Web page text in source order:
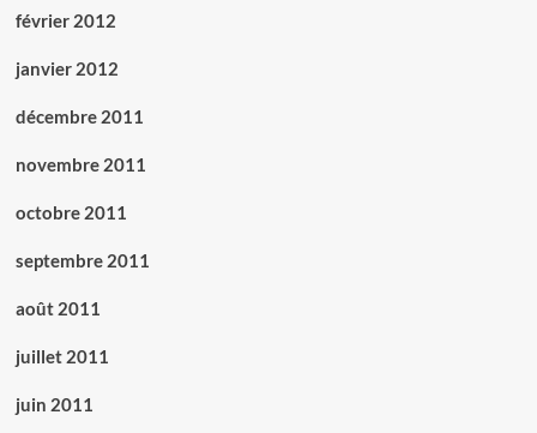
février 2012
janvier 2012
décembre 2011
novembre 2011
octobre 2011
septembre 2011
août 2011
juillet 2011
juin 2011